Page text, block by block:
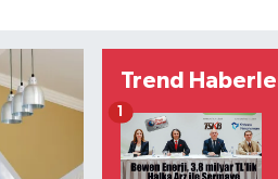
Trend
1